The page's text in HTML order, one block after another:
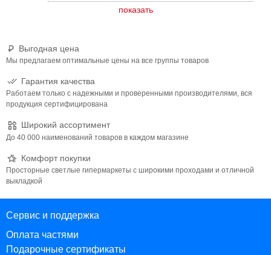
Выгодная цена
Мы предлагаем оптимальные цены на все группы товаров
Гарантия качества
Работаем только с надежными и проверенными производителями, вся
продукция сертифицирована
Широкий ассортимент
До 40 000 наименований товаров в каждом магазине
Комфорт покупки
Просторные светлые гипермаркеты с широкими проходами и отличной
выкладкой
Сервис и поддержка
Оплата частями
Подарочные сертификаты